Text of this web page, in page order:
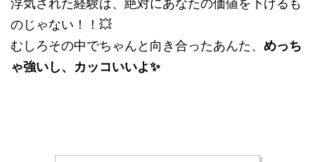
浮気された経験は、絶対にあなたの価値を下げるも
のじゃない！！💥
むしろその中でちゃんと向き合ったあんた、 めっち
ゃ強いし、カッコいいよ✨